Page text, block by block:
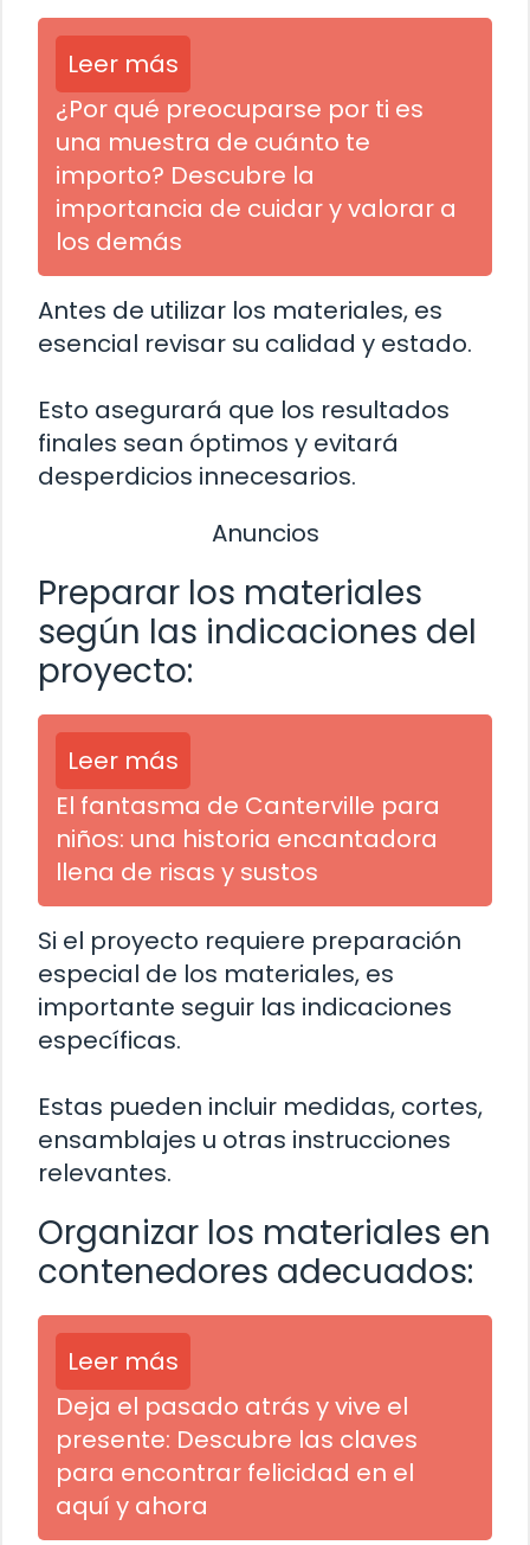
Leer más
¿Por qué preocuparse por ti es
una muestra de cuánto te
importo? Descubre la
importancia de cuidar y valorar a
los demás
Antes de utilizar los materiales, es
esencial revisar su calidad y estado.
Esto asegurará que los resultados
finales sean óptimos y evitará
desperdicios innecesarios.
Anuncios
Preparar los materiales
según las indicaciones del
proyecto:
Leer más
El fantasma de Canterville para
niños: una historia encantadora
llena de risas y sustos
Si el proyecto requiere preparación
especial de los materiales, es
importante seguir las indicaciones
específicas.
Estas pueden incluir medidas, cortes,
ensamblajes u otras instrucciones
relevantes.
Organizar los materiales en
contenedores adecuados:
Leer más
Deja el pasado atrás y vive el
presente: Descubre las claves
para encontrar felicidad en el
aquí y ahora